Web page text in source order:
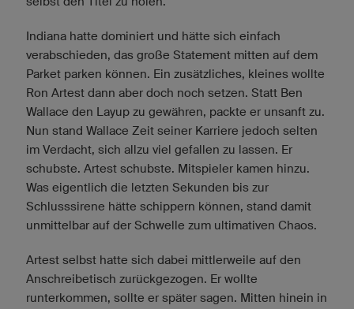
Indiana hatte dominiert und hätte sich einfach
verabschieden, das große Statement mitten auf dem
Parket parken können. Ein zusätzliches, kleines wollte
Ron Artest dann aber doch noch setzen. Statt Ben
Wallace den Layup zu gewähren, packte er unsanft zu.
Nun stand Wallace Zeit seiner Karriere jedoch selten
im Verdacht, sich allzu viel gefallen zu lassen. Er
schubste. Artest schubste. Mitspieler kamen hinzu.
Was eigentlich die letzten Sekunden bis zur
Schlusssirene hätte schippern können, stand damit
unmittelbar auf der Schwelle zum ultimativen Chaos.
Artest selbst hatte sich dabei mittlerweile auf den
Anschreibetisch zurückgezogen. Er wollte
runterkommen, sollte er später sagen. Mitten hinein in